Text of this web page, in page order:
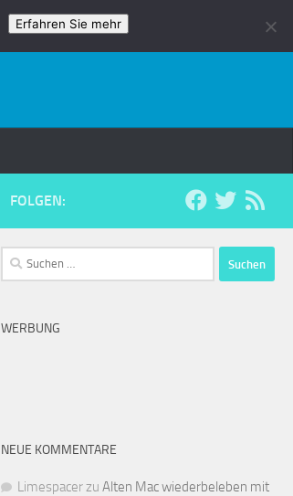
FOLGEN:
Suchen
nach:
WERBUNG
NEUE KOMMENTARE
Limespacerzu Alten Mac wiederbeleben mit
Erfahren Sie mehr